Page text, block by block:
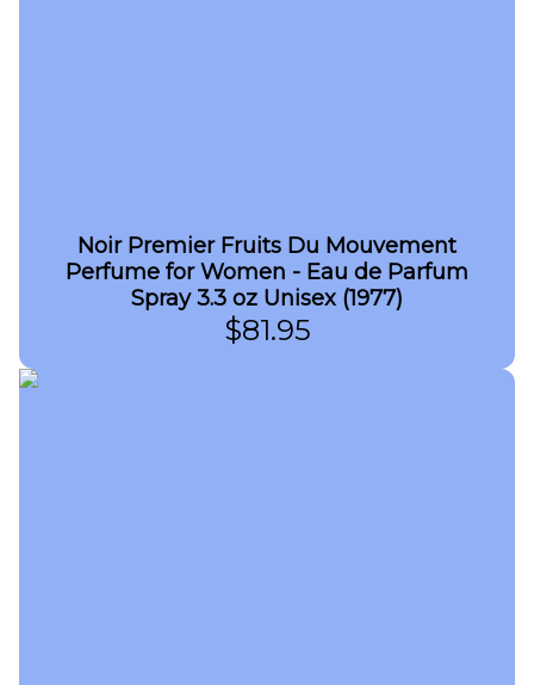
Noir Premier Fruits Du Mouvement
Perfume for Women - Eau de Parfum
Spray 3.3 oz Unisex (1977)
$81.95